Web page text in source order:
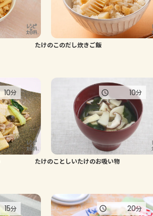
たけのこのだし炊きご飯
10分
たけのことしいたけのお吸い物
10分
15分 20分